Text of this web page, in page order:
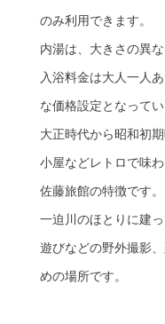
のみ利用できます。
内湯は、大きさの異
入浴料金は大人一人
な価格設定となってい
大正時代から昭和初
小屋などレトロで味
佐藤旅館の特徴です。
一迫川のほとりに建
遊びなどの野外撮影
めの場所です。